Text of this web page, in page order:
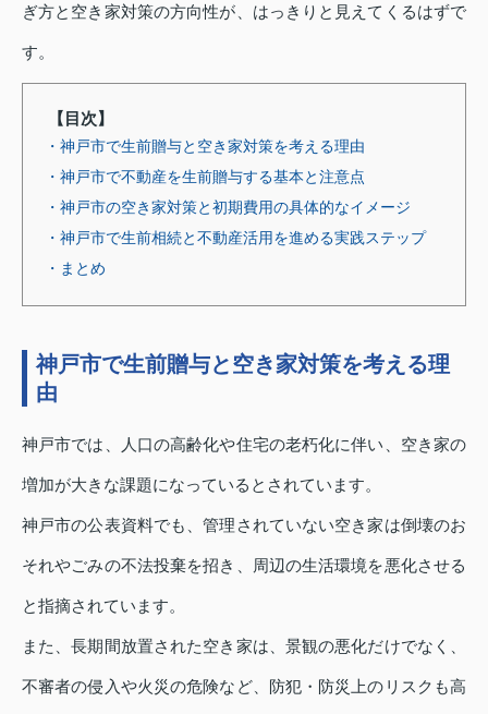
ぎ方と空き家対策の方向性が、はっきりと見えてくるはずで
す。
【目次】
・神戸市で生前贈与と空き家対策を考える理由
・神戸市で不動産を生前贈与する基本と注意点
・神戸市の空き家対策と初期費用の具体的なイメージ
・神戸市で生前相続と不動産活用を進める実践ステップ
・まとめ
神戸市で生前贈与と空き家対策を考える理
由
神戸市では、人口の高齢化や住宅の老朽化に伴い、空き家の
増加が大きな課題になっているとされています。
神戸市の公表資料でも、管理されていない空き家は倒壊のお
それやごみの不法投棄を招き、周辺の生活環境を悪化させる
と指摘されています。
また、長期間放置された空き家は、景観の悪化だけでなく、
不審者の侵入や火災の危険など、防犯・防災上のリスクも高